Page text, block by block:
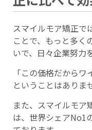
スマイルモア矯正で
ことで、もっと多く
いで、日々企業努力
「この価格だからワ
ということはありま
また、スマイルモア
は、世界シェアNo1